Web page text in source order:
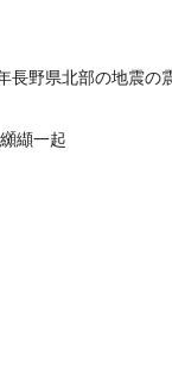
長野県北部の地震の
纈一起